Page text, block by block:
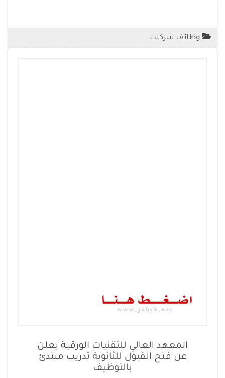
وظائف شركات
المعهد العالي للتقنيات الورقية يعلن
عن فتح القبول للثانوية تدريب مبتدئ
بالتوظيف